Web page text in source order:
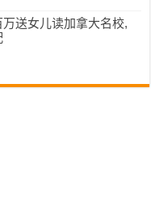
送女儿读加拿大名校,